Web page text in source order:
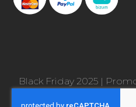
Black Friday 2025 |